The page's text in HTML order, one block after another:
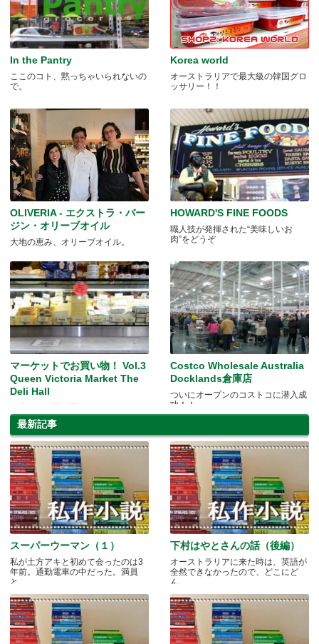
In the Pantry
ここのコト、黙っちゃいられないの
で。
Korea world
オーストラリアで最大級の韓国グロ
ッサリー！！
OLIVERIA - エクストラ・バー
ジン・オリーブオイル
大地の恵み、オリーブオイル。
HOWARD'S FINE FOODS
職人技が発揮された“美味しいお
肉”をどうぞ
マーケットでお買い物！ Vol.3
Queen Victoria Market The
Deli Hall
Costco Wholesale Australia
Docklands倉庫店
ついにオープンのコストコに潜入成
功！！
最新記事
スーパーウーマン（１）
私が土方アキと初めて会ったのは3
年前。通勤電車の中だった。満員
と.....
下村はやとさんの話（後編）
オーストラリアに来た時は、英語が
全然できなかったので、どこにど
ん.....